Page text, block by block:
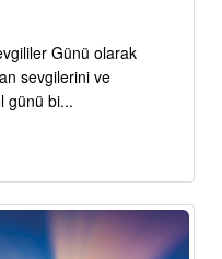
Günü olarak
sevgilerini ve
günü bi...